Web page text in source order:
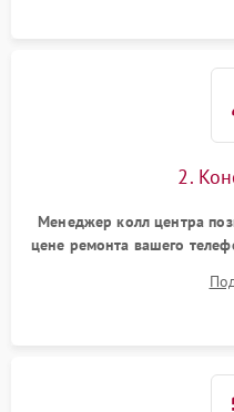
2.
Менеджер колл центра
цене ремонта вашего